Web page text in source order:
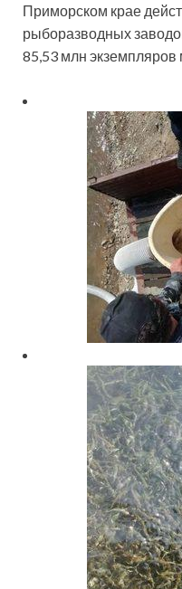
Приморском крае
рыборазводных
85,53 млн экземпляров